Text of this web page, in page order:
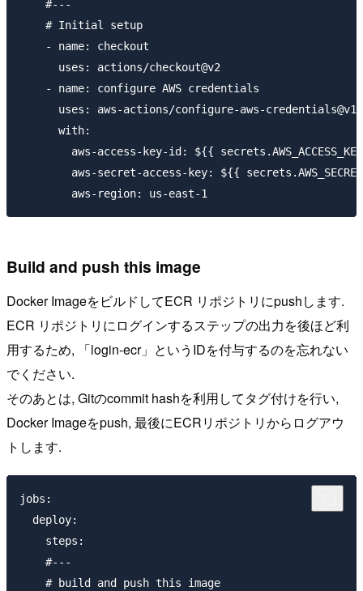
    #---
    # Initial setup
    - name: checkout
      uses: actions/checkout@v2
    - name: configure AWS credentials
      uses: aws-actions/configure-aws-credentials@v1
      with:
aws-access-key-id: ${{
aws-secret-access-key: ${{
Build and push this image
Docker ImageをビルドしてECR リポジトリにpushします.
ECR リポジトリにログインするステップの出力を後ほど利
用するため, 「login-ecr」というIDを付与するのを忘れない
でください.
そのあとは, Gitのcommit hashを利用してタグ付けを行い,
Docker Imageをpush, 最後にECRリポジトリからログアウ
トします.
jobs:
  deploy:
    steps:
    #---
    # build and push this image